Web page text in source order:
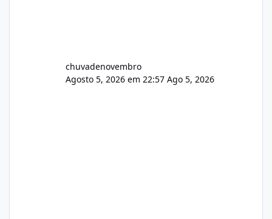
chuvadenovembro
Agosto 5, 2026 em 22:57 Ago 5, 2026